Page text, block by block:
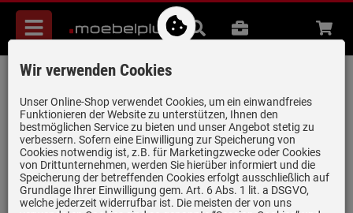
Menü
Suche
B2B Beratung
Schock Tia D-100L A Polaris -
TIAD100LAPOL Granitspüle
Artikel-Nummer:19968090 | Herstellernummer: TIAD100LAPOL |
EAN:4014949605376
Wir verwenden Cookies
Unser Online-Shop verwendet Cookies, um ein einwandfreies
Funktionieren der Website zu unterstützen, Ihnen den
bestmöglichen Service zu bieten und unser Angebot stetig zu
verbessern. Sofern eine Einwilligung zur Speicherung von
Cookies notwendig ist, z.B. für Marketingzwecke oder Cookies
von Drittunternehmen, werden Sie hierüber informiert und die
Speicherung der betreffenden Cookies erfolgt ausschließlich auf
Grundlage Ihrer Einwilligung gem. Art. 6 Abs. 1 lit. a DSGVO,
welche jederzeit widerrufbar ist. Die meisten der von uns